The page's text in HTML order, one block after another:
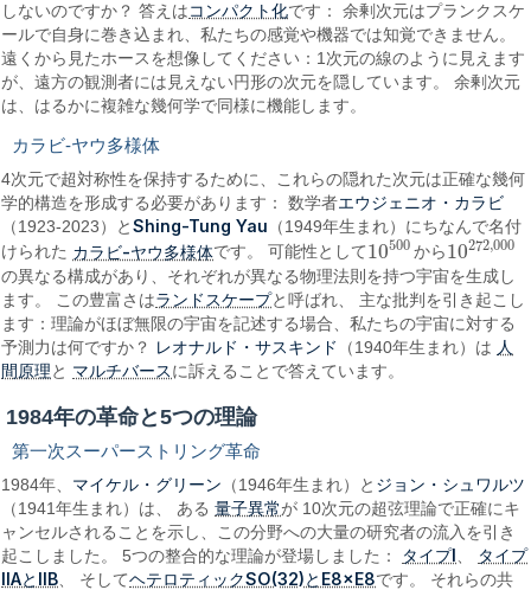
しないのですか？ 答えはコンパクト化です： 余剰次元はプランクスケ
ールで自身に巻き込まれ、私たちの感覚や機器では知覚できません。
遠くから見たホースを想像してください：1次元の線のように見えます
が、遠方の観測者には見えない円形の次元を隠しています。 余剰次元
は、はるかに複雑な幾何学で同様に機能します。
カラビ-ヤウ多様体
4次元で超対称性を保持するために、これらの隠れた次元は正確な幾何
学的構造を形成する必要があります： 数学者エウジェニオ・カラビ
（1923-2023）とShing-Tung Yau （1949年生まれ）にちなんで名付
けられた カラビ-ヤウ多様体です。 可能性として10500
10500から10272,000
10272,000
の異なる構成があり、それぞれが異なる物理法則を持つ宇宙を生成し
ます。 この豊富さはランドスケープと呼ばれ、 主な批判を引き起こし
ます：理論がほぼ無限の宇宙を記述する場合、私たちの宇宙に対する
予測力は何ですか？ レオナルド・サスキンド （1940年生まれ）は 人
間原理と マルチバースに訴えることで答えています。
1984年の革命と5つの理論
第一次スーパーストリング革命
1984年、 マイケル・グリーン （1946年生まれ）と ジョン・シュワルツ
（1941年生まれ）は、 ある量子異常が 10次元の超弦理論で正確にキ
ャンセルされることを示し、この分野への大量の研究者の流入を引き
起こしました。 5つの整合的な理論が登場しました： タイプI
タイプ
IIAとIIB 、 そしてヘテロティックSO(32)とE8×E8です。 それらの共